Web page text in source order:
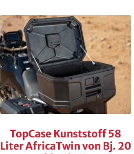
TopCase Kunststoff 58
Liter AfricaTwin von Bj. 20